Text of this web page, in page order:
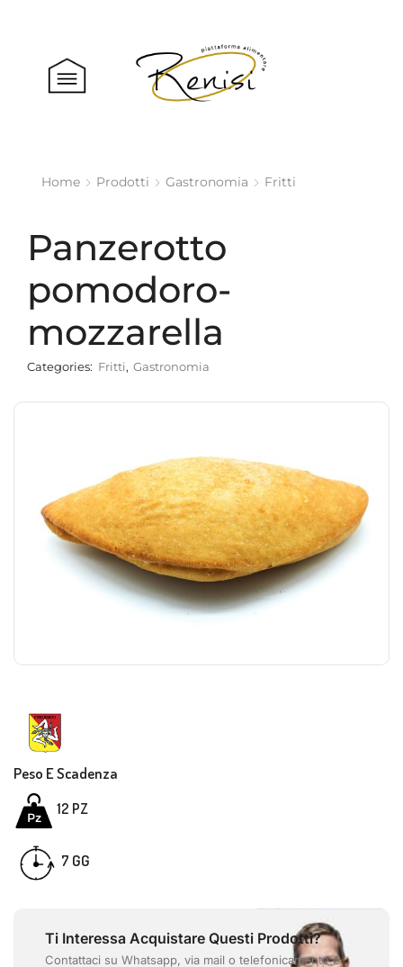
Home Prodotti Gastronomia Fritti
Panzerotto
pomodoro-
mozzarella
Categories: Fritti, Gastronomia
Peso E Scadenza
12 PZ
7 GG
Ti Interessa Acquistare Questi Prodotti?
Contattaci su Whatsapp, via mail o telefonicamente e